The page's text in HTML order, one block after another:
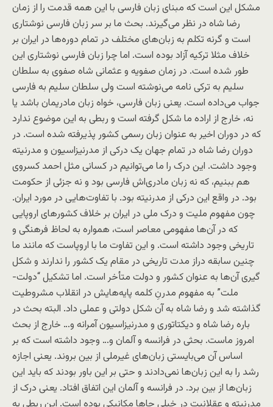
مشکل این است که مبنای زبان فارسی با این همه قدمت را از زمان
رضا شاه در نظر می‌گیرند. بحث ما بر سر زبان فارسی نوشتاری
است و گرنه تکلم به زبان‌های مختلف در تمام دوره‌ها در ایران بر
خلاف مثلا ترکیه آزاد بوده است. اما چرا زبان فارسی نوشتاری این
طور شده است. در زمان صفویه و عثمانی شاه صفوی به سلطان
سلیم به ترکی نامه می‌نوشته است ولی سلطان سلیم به فارسی
جواب می‌داده است. یعنی زبان فارسی، خواه زبان مادریمان باشد یا
نه، خارج از اراده ما شکل گرفته است و ربطی به این موضوع ندارد
که در دوران اخیر به عنوان زبان رسمی کشور پذیرفته شده است. در
دوران رضا شاه در تمام جهان یک درکی از مدرنیزاسیون و مدرنیته
وجود داشت. این درک را ما می‌توانیم در کسانی مثل احمد کسروی
هم ببنیم، که نه زبان مادری‌اش فارسی بود و نه جزئی از حکومت
بود. در واقع این درکی از مدرنیته بود. با تفاوت‌هایی در مورد ایران.
چون مفهوم ملیت و درک ملی در ایران بر خلاف کشورهای اروپایی
که در آن‌ها مفهومی معاصر است، همواره به لحاظ فرهنگی و
تاریخی وجود داشته است. و این تفاوت ما با اروپاست که مانند ما
چنین سابقه دراز مدت تاریخی در مقام یک کشور را ندارند و شکل
گیری آن‌ها به عنوان کشور و دولت متأخر است. اما تشکیل “دولت-
ملت” به مفهوم مدرنِ کلمه پایه‌هایش در انقلاب مشروطیت
گذاشته شد و رضا شاه به آن شکل دولتی و عملی داد. البته بحث در
باره رضا شاه و دیکتاتوری و مدرنیزاسیون آمرانه و… خارج از بحث
امروز ماست. بحثی در فرانسه و آلمان و… وجود داشته است که بر
اساس آن می‌بایستی زبان‌های غیرملی از بین بروند. یعنی اجازه
رشد را به این زبان‌ها نمی‌دادند و حتی بر این باور بودند که باید این
زبان‌ها از بین برد. در فرانسه و آلمان این اتفاق افتاد. یعنی درک از